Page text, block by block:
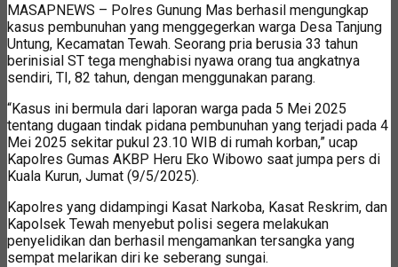
MASAPNEWS – Polres Gunung Mas berhasil mengungkap
kasus pembunuhan yang menggegerkan warga Desa Tanjung
Untung, Kecamatan Tewah. Seorang pria berusia 33 tahun
berinisial ST tega menghabisi nyawa orang tua angkatnya
sendiri, TI, 82 tahun, dengan menggunakan parang.
“Kasus ini bermula dari laporan warga pada 5 Mei 2025
tentang dugaan tindak pidana pembunuhan yang terjadi pada 4
Mei 2025 sekitar pukul 23.10 WIB di rumah korban,” ucap
Kapolres Gumas AKBP Heru Eko Wibowo saat jumpa pers di
Kuala Kurun, Jumat (9/5/2025).
Kapolres yang didampingi Kasat Narkoba, Kasat Reskrim, dan
Kapolsek Tewah menyebut polisi segera melakukan
penyelidikan dan berhasil mengamankan tersangka yang
sempat melarikan diri ke seberang sungai.